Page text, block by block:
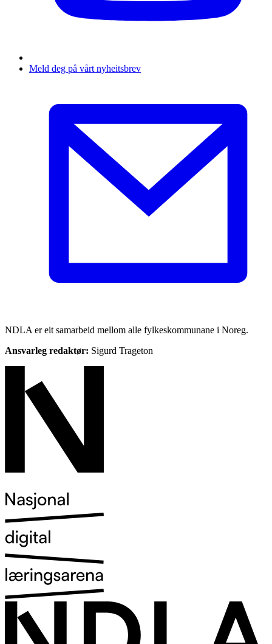
Meld deg på vårt nyheitsbrev
NDLA er eit samarbeid mellom alle fylkeskommunane i Noreg.
Ansvarleg redaktør: Sigurd Trageton